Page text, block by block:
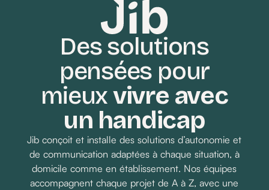
Demander un devis
Des solutions
pensées pour
mieuxvivre avec
un handicap
Jib conçoit et installe des solutions d’autonomie et
de communication adaptées à chaque situation, à
domicile comme en établissement. Nos équipes
accompagnent chaque projet de A à Z, avec une